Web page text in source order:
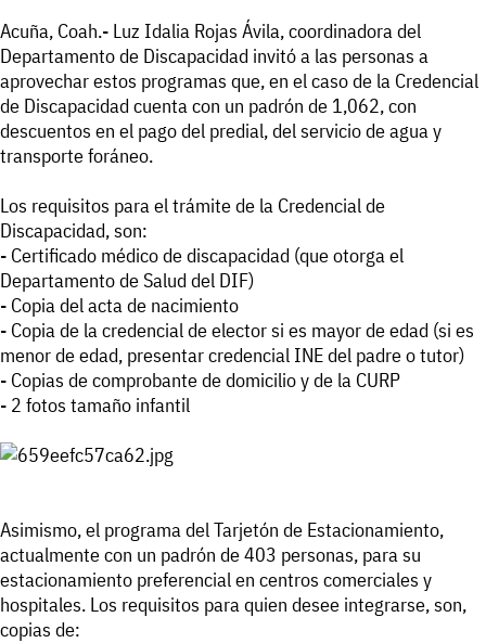
Acuña, Coah.- Luz Idalia Rojas Ávila, coordinadora del
Departamento de Discapacidad invitó a las personas a
aprovechar estos programas que, en el caso de la Credencial
de Discapacidad cuenta con un padrón de 1,062, con
descuentos en el pago del predial, del servicio de agua y
transporte foráneo.
Los requisitos para el trámite de la Credencial de
Discapacidad, son:
- Certificado médico de discapacidad (que otorga el
Departamento de Salud del DIF)
- Copia del acta de nacimiento
- Copia de la credencial de elector si es mayor de edad (si es
menor de edad, presentar credencial INE del padre o tutor)
- Copias de comprobante de domicilio y de la CURP
- 2 fotos tamaño infantil
Asimismo, el programa del Tarjetón de Estacionamiento,
actualmente con un padrón de 403 personas, para su
estacionamiento preferencial en centros comerciales y
hospitales. Los requisitos para quien desee integrarse, son,
copias de: